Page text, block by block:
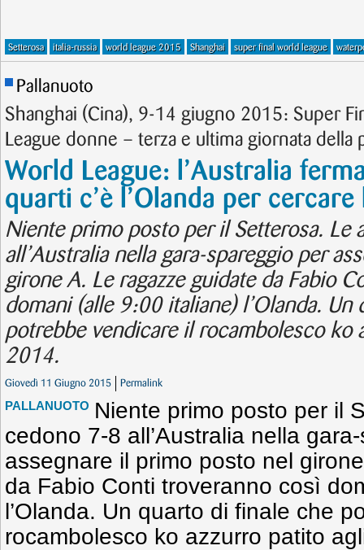
Setterosa italia-russia world league 2015 Shanghai super final world league
Pallanuoto
Shanghai (Cina), 9-14 giugno 2015: Super
League donne – terza e ultima giornata della
World League: l’Australia
quarti c’è l’Olanda per
Niente primo posto per il Setterosa. Le
all’Australia nella gara-spareggio per
girone A. Le ragazze guidate da Fabio
domani (alle 9:00 italiane) l’Olanda. Un
potrebbe vendicare il rocambolesco ko
2014.
Giovedì 11 Giugno 2015 Permalink
PALLANUOTO Niente primo posto per il
cedono 7-8 all’Australia nella
assegnare il primo posto nel
da Fabio Conti troveranno così
l’Olanda. Un quarto di finale che
rocambolesco ko azzurro patito